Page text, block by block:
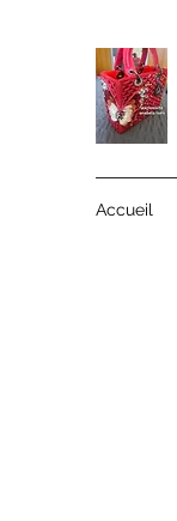
Accueil